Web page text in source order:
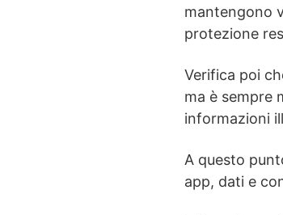
mantengono
protezione
Verifica poi
ma è sempre
informazioni
A questo
app, dati e